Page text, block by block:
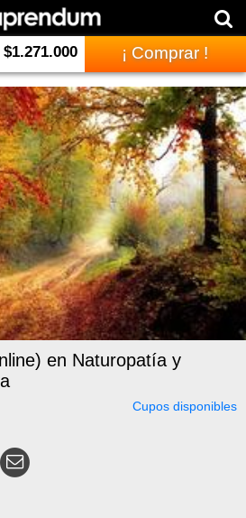
$1.271.000 ¡ Comprar !
en Naturopatía y
Cupos disponibles